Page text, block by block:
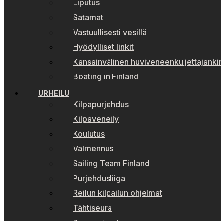
Liputus
Satamat
Vastuullisesti vesillä
Hyödylliset linkit
Kansainvälinen
Boating in Finland
URHEILU
Kilpapurjehdus
Kilpaveneily
Koulutus
Valmennus
Sailing Team Finland
Purjehdusliiga
Reilun kilpailun ohjelmat
Tähtiseura